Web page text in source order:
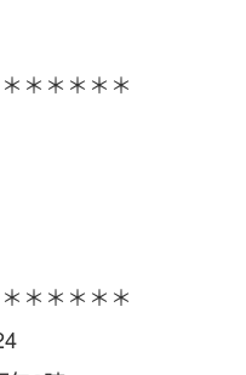
＊＊＊＊＊
＊＊＊＊＊